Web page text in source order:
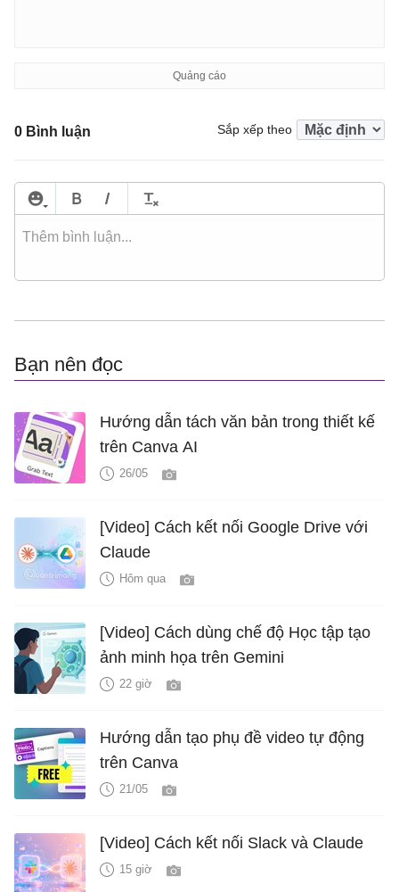
0 Bình luận Sắp xếp theo
Bạn nên đọc
Hướng dẫn tách văn bản trong thiết kế
trên Canva AI
26/05
[Video] Cách kết nối Google Drive với
Claude
Hôm qua
[Video] Cách dùng chế độ Học tập tạo
ảnh minh họa trên Gemini
22 giờ
Hướng dẫn tạo phụ đề video tự động
trên Canva
21/05
[Video] Cách kết nối Slack và Claude
15 giờ